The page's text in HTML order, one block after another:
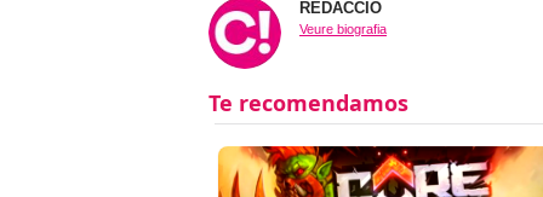
REDACCIÓ
Veure biografia